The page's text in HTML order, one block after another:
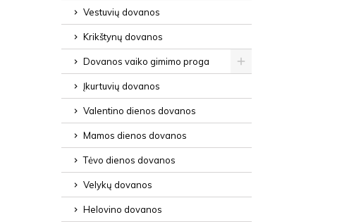
Vestuvių dovanos
Krikštynų dovanos
Dovanos vaiko gimimo proga
Įkurtuvių dovanos
Valentino dienos dovanos
Mamos dienos dovanos
Tėvo dienos dovanos
Velykų dovanos
Helovino dovanos